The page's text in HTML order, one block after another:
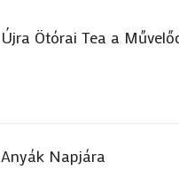
Újra Ötórai Tea a
Anyák Napjára